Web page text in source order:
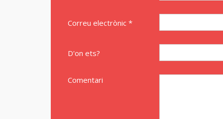
Correu electrònic *
D'on ets?
Comentari